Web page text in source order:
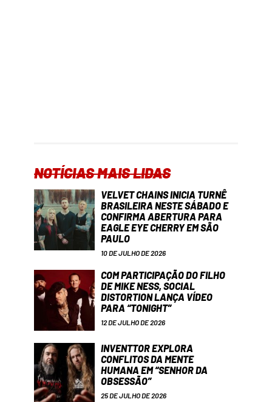
NOTÍCIAS MAIS LIDAS
VELVET CHAINS INICIA TURNÊ
BRASILEIRA NESTE SÁBADO E
CONFIRMA ABERTURA PARA
EAGLE EYE CHERRY EM SÃO
PAULO
10 DE JULHO DE 2026
COM PARTICIPAÇÃO DO FILHO
DE MIKE NESS, SOCIAL
DISTORTION LANÇA VÍDEO
PARA “TONIGHT”
12 DE JULHO DE 2026
INVENTTOR EXPLORA
CONFLITOS DA MENTE
HUMANA EM “SENHOR DA
OBSESSÃO”
25 DE JULHO DE 2026